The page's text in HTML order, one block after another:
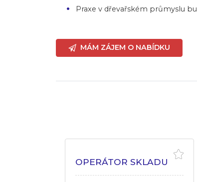
Praxe v dřevařském průmyslu
MÁM ZÁJEM O NABÍDKU
OPERÁTOR SKLADU